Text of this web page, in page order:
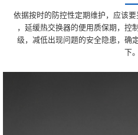
依据按时的防控性定期维护，应该
，延缓热交换器的便用质保期，控
级，减低出现问题的安全隐患，确
下。